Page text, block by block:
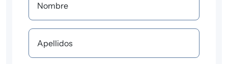
Nombre
Apellidos